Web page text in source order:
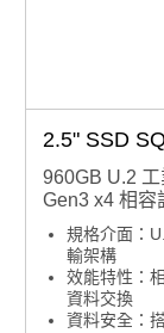
2.5" SSD
960GB U.2
Gen3 x4 相容
規格介面：
輸架構
效能特性：
資料交換
資料安全：